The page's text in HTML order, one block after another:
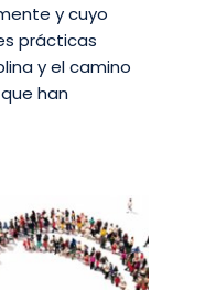
y cuyo
prácticas
y el camino
han